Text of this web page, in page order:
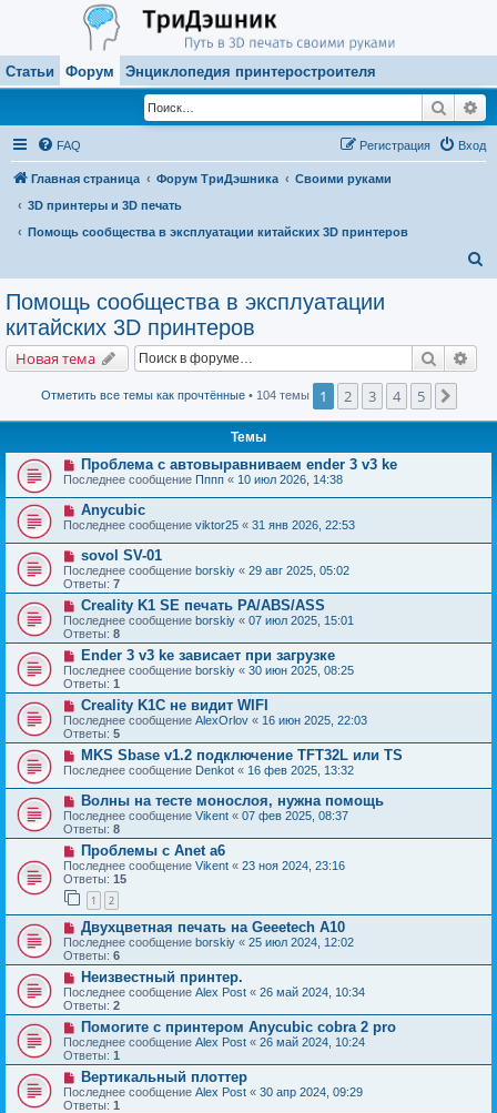
Статьи Форум Энциклопедия принтеростроителя
Поиск
FAQ Вход
Регистрация
Главная страница Форум ТриДэшника
Своими руками
3D принтеры и 3D печать
Помощь сообщества в эксплуатации китайских 3D принтеров
Помощь сообщества в эксплуатации
китайских 3D принтеров
Новая тема Поиск
Отметить все темы как прочтённые• 104 темы 1 2 3 4 5
Темы
Проблема с автовыравниваем ender 3 v3 ke
Последнее сообщение Пппп « 10 июл 2026, 14:38
Anycubic
Последнее сообщение viktor25 « 31 янв 2026, 22:53
sovol SV-01
Последнее сообщение borskiy « 29 авг 2025, 05:02
Ответы: 7
Creality K1 SE печать PA/ABS/ASS
Последнее сообщение borskiy « 07 июл 2025, 15:01
Ответы: 8
Ender 3 v3 ke зависает при загрузке
Последнее сообщение borskiy « 30 июн 2025, 08:25
Ответы: 1
Creality K1C не видит WIFI
Последнее сообщение AlexOrlov « 16 июн 2025, 22:03
Ответы: 5
MKS Sbase v1.2 подключение TFT32L или TS
Последнее сообщение Denkot « 16 фев 2025, 13:32
Волны на тесте монослоя, нужна помощь
Последнее сообщение Vikent « 07 фев 2025, 08:37
Ответы: 8
Проблемы с Anet a6
Последнее сообщение Vikent « 23 ноя 2024, 23:16
Ответы: 15
1 2
Двухцветная печать на Geeetech А10
Последнее сообщение borskiy « 25 июл 2024, 12:02
Ответы: 6
Неизвестный принтер.
Последнее сообщение Alex Post « 26 май 2024, 10:34
Ответы: 2
Помогите с принтером Anycubic cobra 2 pro
Последнее сообщение Alex Post « 26 май 2024, 10:24
Ответы: 1
Вертикальный плоттер
Последнее сообщение Alex Post « 30 апр 2024, 09:29
Ответы: 1